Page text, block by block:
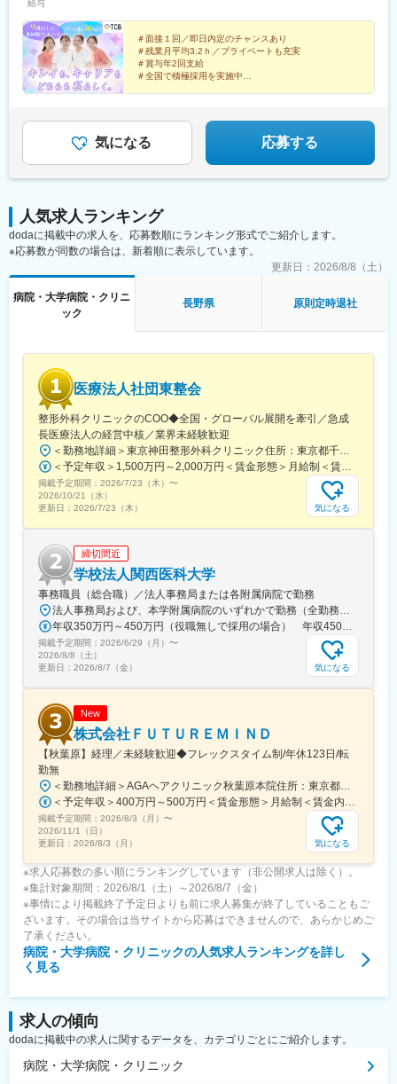
院、長野院、松本院、山梨甲府駅前院 など【近畿】梅田大阪駅
前院、大阪阪急梅田駅前院、枚方院、天王寺院、堺院、なんば
院、心斎橋院、京都駅前院、奈良院、和歌山院、四日市院 など
【中四国】広島院、福山院、松山院、高松院、高知院、徳島院、
松江院、周南徳山駅ビル院 など【九州・沖縄】小倉院、佐賀
煙対策】屋内原則禁煙
駅、さっぽろ駅、あおば通駅、福島駅(福島県)、郡山駅(福島県)、
青森駅、盛岡駅、山形駅、秋田駅、矢場町駅、近鉄名古屋駅、金
山駅(愛知県)、豊田市駅、駅前大通駅、名鉄岐阜駅、静岡駅、新浜
松駅、三島広小路駅、長野駅、松本駅、北鉄金沢駅、新潟駅、近
鉄四日市駅、電鉄富山駅、福井駅、甲府駅、東梅田駅、大阪難波
前駅、西梅田駅、心斎橋駅、京都駅、烏丸駅、三ノ宮駅、姫路
駅、近鉄奈良駅、和歌山駅、草津駅(滋賀県)、徳山駅、立町駅、福
院下駅、東池袋駅、日比谷駅、銀座駅、岩本町駅、立川駅、京王
八王子駅、高輪台駅、奥沢駅、神奈川駅、平沼橋駅、京急川崎
駅、石上駅、新越谷駅、宇都宮駅東口駅、新千葉駅、栄町駅(千葉
県)、船橋駅、札幌駅、仙台駅(地下鉄)、曽根田駅、栄駅(愛知県)、
浜松駅、三島田町駅、市役所前駅(長野県)、金沢駅、あすなろう四
日市駅、電鉄富山駅・エスタ前駅、福井駅(福井県)、大阪梅田駅
(阪神線)、なんば駅(地下鉄)、高槻駅、梅田駅(地下鉄)、宮之阪
島県)、高松築港駅、高知橋駅、眉山ロープウェイ山麓駅、天神
駅、小倉駅(福岡県)、東比恵駅、鹿児島中央駅、水道町駅、五島町
駅、旭橋駅、西早稲田駅、末広町駅(東京都)、立川南駅、高輪ゲー
トウェイ駅、九品仏駅、新高島駅、東宿郷駅、葭川公園駅、大神
宮下駅、大通駅、仙台駅、栄町駅(愛知県)、国際センター駅、日吉
町駅、第一通り駅、三島駅、七ツ屋駅、富山駅、福井城址大名町
駅、なんば駅(南海線)、大阪駅、天王寺駅、西大橋駅、五条駅(京
都市営)、京都河原町駅、神戸三宮駅(阪神)、本通駅、高松駅(香川
県)、南堀端駅、はりまや橋駅、旦過駅、高見橋駅、熊本城・市役
給与
＃面接１回／即日内定のチャンスあり
＃残業月平均3.2ｈ／プライベートも充実
＃賞与年2回支給
＃全国で積極採用を実施中
スよく実現できます！
気になる 応募する
人気求人ランキング
dodaに掲載中の求人を、応募数順にランキング形式でご紹介します。
※応募数が同数の場合は、新着順に表示しています。
更新日： 2026/8/8（土）
病院・大学病院・クリニ
ック
長野県 原則定時退社
医療法人社団東整会
整形外科クリニックのCOO◆全国・グローバル展開を牽引／急成
長医療法人の経営中核／業界未経験歓迎
＜勤務地詳細＞東京神田整形外科クリニック住所：東京都千代田区鍛冶町2丁目8-6 メディカルプライム神田3F勤務地最寄駅：JR山手線／神田駅受動喫煙対策：屋内全面禁煙変更の範囲：会社の定める事業所
＜予定年収＞1,500万円～2,000万円＜賃金形態＞月給制＜賃金内訳＞月額（基本給）：1,200,000円～1,500,000円＜月給＞1,200,000円～1,500,000円＜昇給有無＞有＜残業手当＞有＜給与補足＞※経験やスキルを考慮して決定します。■昇給：年1回■賞与：年2回賃金はあくまでも目安の金額であり、選考を通じて上下する可能性があります。月給(月額)は固定手当を含めた表記です。
掲載予定期間： 2026/7/23（木） 〜
2026/10/21（水）
更新日： 2026/7/23（木） 気になる
締切間近
学校法人関西医科大学
事務職員（総合職）／法人事務局または各附属病院で勤務
法人事務局および、本学附属病院のいずれかで勤務（全勤務地、最寄り駅から徒歩5分以内）【関西医科大学 法人事務局】大阪府枚方市新町2丁目5-1■京阪本線 枚方市駅～徒歩5分※京阪 枚方市駅まで…・京阪 京橋駅から特急乗車14分・京阪 中書島駅から特急乗車16分【附属病院】大阪府枚方市新町2丁目3-1■京阪本線 枚方市駅～徒歩3分【総合医療センター】大阪府守口市文園町10-15■京阪本線 滝井駅～徒歩3分■地下鉄谷町線・今里筋線 太子橋今市駅～徒歩5分 ※京阪 滝井駅まで… ・京阪 京橋駅から各停乗車9分 ※谷町線 太子橋今市駅まで…・谷町線 大日駅から乗車8分・谷町線 東梅田駅から乗車13分【香里病院】大阪府寝屋川市香里本通町8-45■京阪本線 香里園駅～徒歩1分 ※京阪 香里園駅まで… ・京阪 京橋駅・樟葉駅から準急乗車15分 ・京阪中書島駅から準急乗車35分（特急乗車、枚方市駅で乗り換えると25分） ◎経験・能力など適性を考慮し配属します。 ※転居を伴う転勤なし※U・Iターン歓迎
年収350万円～450万円（役職無しで採用の場合） 年収450万円～550万円（主任級で採用の場合）
掲載予定期間： 2026/6/29（月） 〜
2026/8/8（土）
更新日： 2026/8/7（金） 気になる
New
株式会社ＦＵＴＵＲＥＭＩＮＤ
【秋葉原】経理／未経験歓迎◆フレックスタイム制/年休123日/転
勤無
＜勤務地詳細＞AGAヘアクリニック秋葉原本院住所：東京都千代田区外神田3-12-8 住友不動産秋葉原ビル9F受動喫煙対策：屋内全面禁煙変更の範囲：会社の定める事業所（リモートワーク含む）
＜予定年収＞400万円～500万円＜賃金形態＞月給制＜賃金内訳＞月額（基本給）：275,000円～350,000円＜月給＞275,000円～350,000円＜昇給有無＞有＜残業手当＞有＜給与補足＞■ 多職種手当:5万円（複数の職種をマルチに対応するスタッフへの手当） ■ 多エリア手当:4万円（複数の拠点を横断してくれるスタッフへの手当） ■ 役職手当:0～52万円■ 達成手当：0～100万円（半期評価によって増減する手当）賃金はあくまでも目安の金額であり、選考を通じて上下する可能性があります。月給(月額)は固定手当を含めた表記です。
掲載予定期間： 2026/8/3（月） 〜
2026/11/1（日）
更新日： 2026/8/3（月） 気になる
※求人応募数の多い順にランキングしています（非公開求人は除く）。
※集計対象期間：2026/8/1（土）～2026/8/7（金）
※事情により掲載終了予定日よりも前に求人募集が終了していることもご
ざいます。その場合は当サイトから応募はできませんので、あらかじめご
了承ください。
病院・大学病院・クリニックの人気求人ランキングを詳し
く見る
求人の傾向
dodaに掲載中の求人に関するデータを、カテゴリごとにご紹介します。
病院・大学病院・クリニック